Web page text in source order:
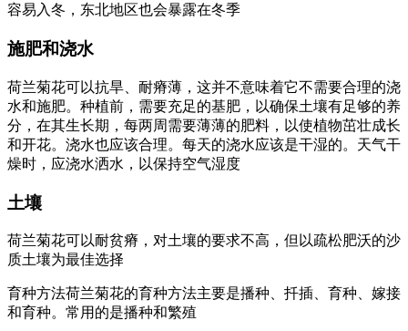
容易入冬，东北地区也会暴露在冬季
施肥和浇水
荷兰菊花可以抗旱、耐瘠薄，这并不意味着它不需要合理的浇
水和施肥。种植前，需要充足的基肥，以确保土壤有足够的养
分，在其生长期，每两周需要薄薄的肥料，以使植物茁壮成长
和开花。浇水也应该合理。每天的浇水应该是干湿的。天气干
燥时，应浇水洒水，以保持空气湿度
土壤
荷兰菊花可以耐贫瘠，对土壤的要求不高，但以疏松肥沃的沙
质土壤为最佳选择
育种方法荷兰菊花的育种方法主要是播种、扦插、育种、嫁接
和育种。常用的是播种和繁殖